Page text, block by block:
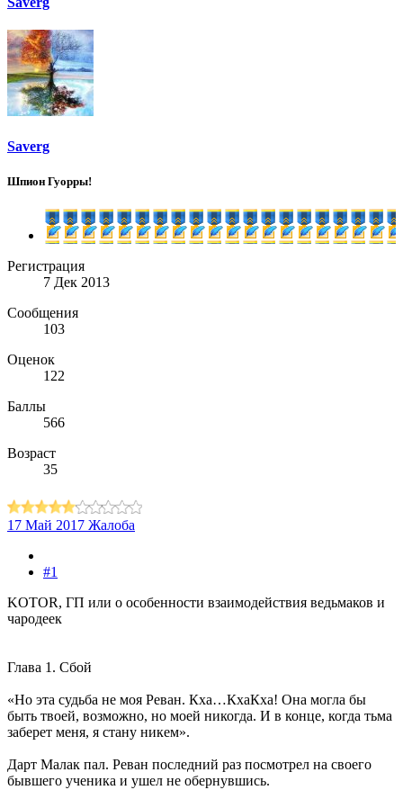
Saverg
Шпион Гуорры!
Регистрация
7 Дек 2013
Сообщения
103
Оценок
122
Баллы
566
Возраст
35
17 Май 2017 Жалоба
#1
KOTOR, ГП или о особенности взаимодействия ведьмаков и
чародеек
Глава 1. Сбой
«Но эта судьба не моя Реван. Кха…КхаКха! Она могла бы
быть твоей, возможно, но моей никогда. И в конце, когда тьма
заберет меня, я стану никем».
Дарт Малак пал. Реван последний раз посмотрел на своего
бывшего ученика и ушел не обернувшись.